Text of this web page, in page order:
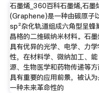
石墨烯_360百科石墨烯,石墨
(Graphene)是一种由碳原子
sp²杂化轨道组成六角型呈蜂
晶格的二维碳纳米材料。石
具有优异的光学、电学、力
性，在材料学、微纳加工、能
源、生物医学和药物传递等
具有重要的应用前景，被认
一种未来革命性的